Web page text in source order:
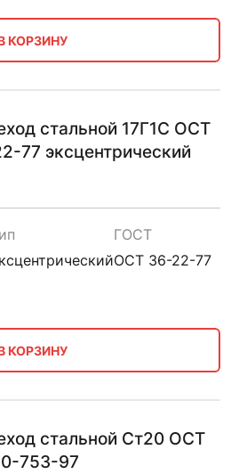
КОРЗИНУ
стальной 17Г1С ОСТ
77 эксцентрический
ГОСТ
ОСТ 36-22-77
КОРЗИНУ
стальной Ст20 ОСТ
753-97